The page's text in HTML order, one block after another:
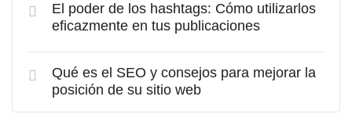
El poder de los hashtags: Cómo utilizarlos
eficazmente en tus publicaciones
Qué es el SEO y consejos para mejorar la
posición de su sitio web